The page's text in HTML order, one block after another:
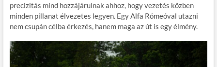
precizitás mind hozzájárulnak ahhoz, hogy vezetés közben
minden pillanat élvezetes legyen. Egy Alfa Rómeóval utazni
nem csupán célba érkezés, hanem maga az út is egy élmény.